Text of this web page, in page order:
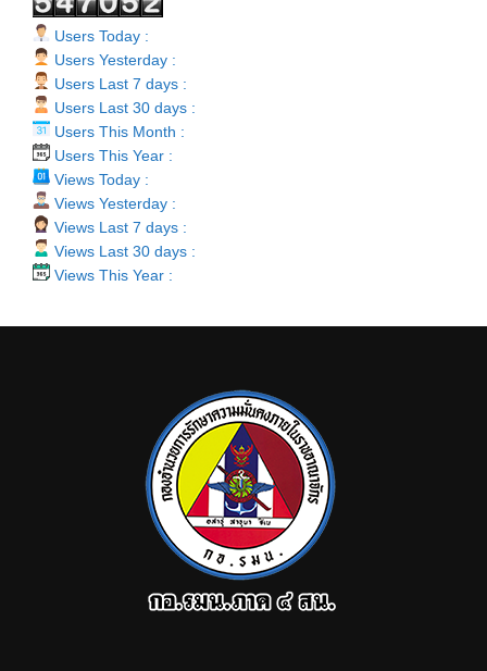
Users Today :
Users Yesterday :
Users Last 7 days :
Users Last 30 days :
Users This Month :
Users This Year :
Views Today :
Views Yesterday :
Views Last 7 days :
Views Last 30 days :
Views This Year :